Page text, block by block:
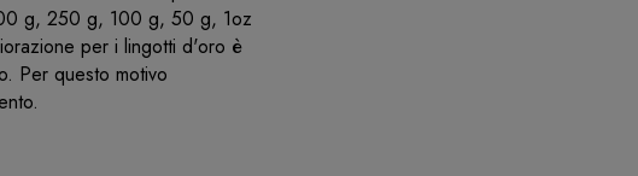
g, 250 g, 100 g, 50 g, 1oz
per i lingotti d'oro è
Per questo motivo